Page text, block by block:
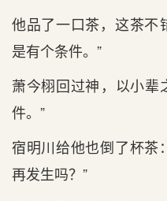
他品了一口茶，这茶不‌
是‌有个条件。”
萧今栩回过神‌，以小辈
件。”
宿明川给他也倒了杯茶
再发生吗？”